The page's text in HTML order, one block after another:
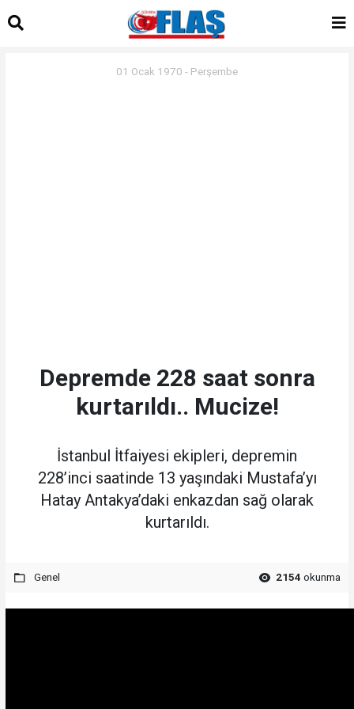
01 Ocak 1970 - Perşembe
Depremde 228 saat sonra
kurtarıldı.. Mucize!
İstanbul İtfaiyesi ekipleri, depremin
228’inci saatinde 13 yaşındaki Mustafa’yı
Hatay Antakya’daki enkazdan sağ olarak
kurtarıldı.
Genel 2154 okunma